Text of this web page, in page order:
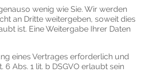
wenig wie Sie. Wir werden
an Dritte weitergeben, soweit dies
ist. Eine Weitergabe Ihrer Daten
eines Vertrages erforderlich und
6 Abs. 1 lit. b DSGVO erlaubt sein